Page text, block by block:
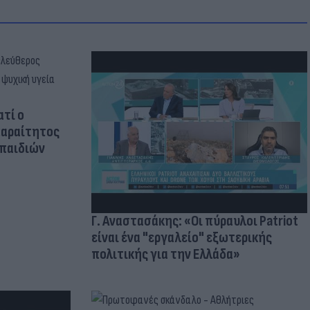
ο
Γ. Αναστασάκης: «Οι πύραυλοι Patriot
είναι ένα "εργαλείο" εξωτερικής
πολιτικής για την Ελλάδα»